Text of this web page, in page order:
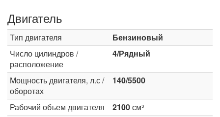
Двигатель
Тип двигателя
Бензиновый
Число цилиндров /
расположение
4/Рядный
Мощность двигателя, л.с /
оборотах
140/5500
Рабочий объем двигателя 2100см³